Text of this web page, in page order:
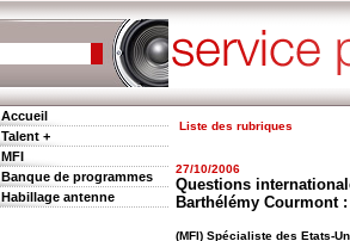
Accueil
Talent +
MFI
Banque de programmes
Habillage antenne
Liste des rubriques
27/10/2006
Questions
Barthélémy Courmont :
(MFI) Spécialiste des Etats-